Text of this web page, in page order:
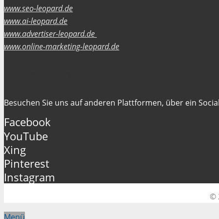
www.seo-leopard.de
www.ai-leopard.de
www.advertiser-leopard.de
www.online-marketing-leopard.de
Besuchen Sie uns auf anderen Plattformen, über ein
Facebook
YouTube
Xing
Pinterest
Instagram
©